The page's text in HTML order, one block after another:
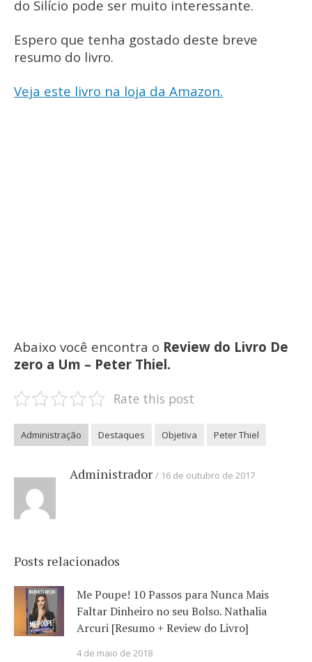
do Silício pode ser muito interessante.
Espero que tenha gostado deste breve
resumo do livro.
Veja este livro na loja da Amazon.
Abaixo você encontra o Review do Livro De
zero a Um – Peter Thiel.
Rate this post
Administração Destaques Objetiva Peter Thiel
Administrador 16 de outubro de 2017
Posts relacionados
Me Poupe! 10 Passos para Nunca Mais
Faltar Dinheiro no seu Bolso. Nathalia
Arcuri [Resumo + Review do Livro]
4 de maio de 2018